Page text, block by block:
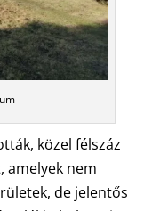
közel félszáz
amelyek nem
de jelentős